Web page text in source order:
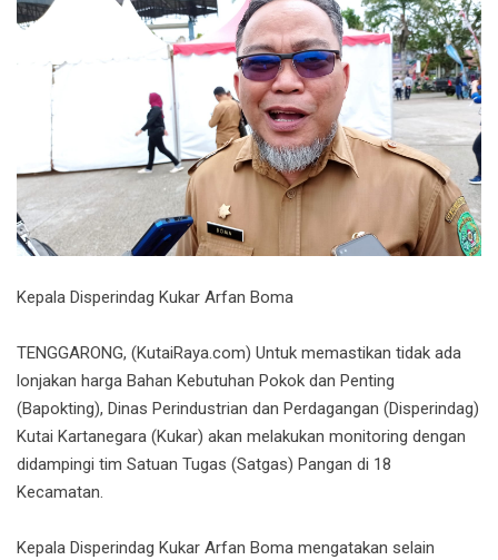
Kepala Disperindag Kukar Arfan Boma
TENGGARONG, (KutaiRaya.com) Untuk memastikan tidak ada
lonjakan harga Bahan Kebutuhan Pokok dan Penting
(Bapokting), Dinas Perindustrian dan Perdagangan (Disperindag)
Kutai Kartanegara (Kukar) akan melakukan monitoring dengan
didampingi tim Satuan Tugas (Satgas) Pangan di 18
Kecamatan.
Kepala Disperindag Kukar Arfan Boma mengatakan selain